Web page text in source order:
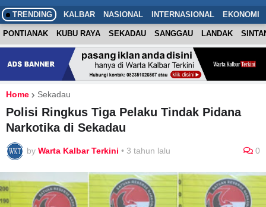
TRENDING KALBAR NASIONAL INTERNASIONAL EKONOMI
PONTIANAK KUBU RAYA SEKADAU SANGGAU LANDAK
Home Sekadau
Polisi Ringkus Tiga Pelaku Tindak Pidana
Narkotika di Sekadau
by Warta Kalbar Terkini • 3 tahun lalu 0